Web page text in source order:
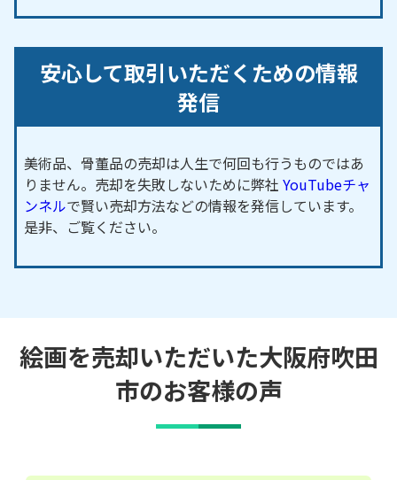
安心して取引いただくための情報
発信
美術品、骨董品の売却は人生で何回も行うものではあ
りません。売却を失敗しないために弊社 YouTubeチャ
ンネルで賢い売却方法などの情報を発信しています。
是非、ご覧ください。
絵画を売却いただいた大阪府吹田
市のお客様の声